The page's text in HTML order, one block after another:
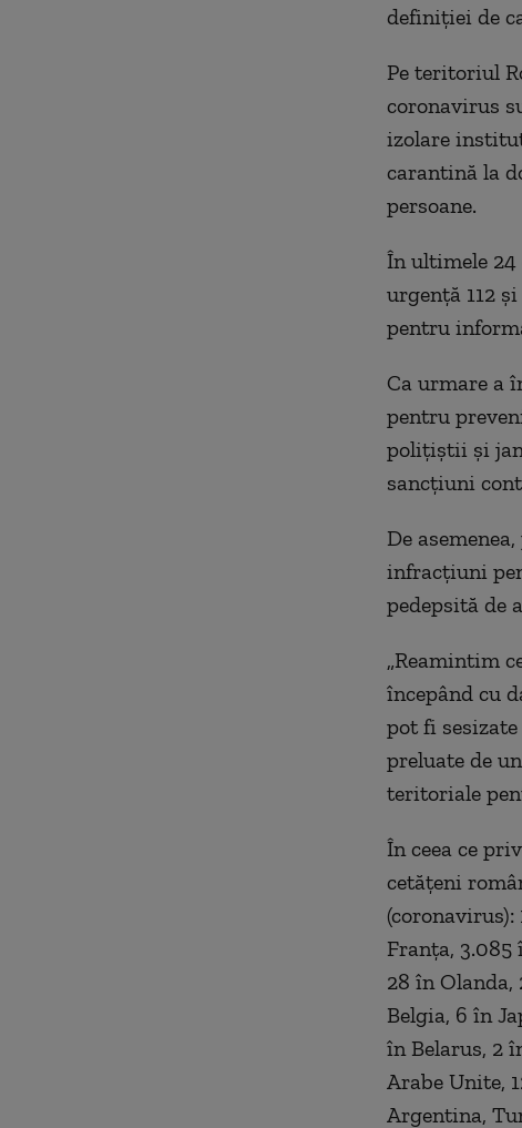
definiției de
Pe teritoriul
coronavirus
izolare
carantină la
persoane.
În ultimele
urgență 112
pentru
Ca urmare a
pentru
polițiștii și
sancţiuni
De
infracțiuni
pedepsită de
„Reamintim
începând cu
pot fi
preluate de
teritoriale
În ceea ce
cetățeni
Franța, 3.085
28 în Olanda,
Belgia, 6 în
în Belarus, 2
Arabe Unite,
Argentina,